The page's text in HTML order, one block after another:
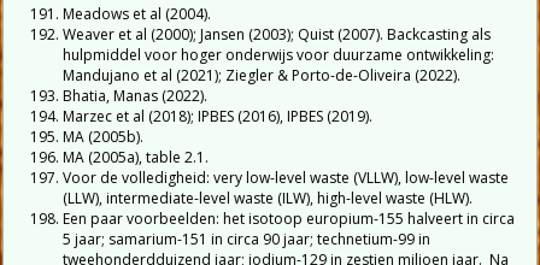
Meadows et al (2004).
Weaver et al (2000); Jansen (2003); Quist (2007). Backcasting als
hulpmiddel voor hoger onderwijs voor duurzame ontwikkeling:
Mandujano et al (2021); Ziegler & Porto-de-Oliveira (2022).
Bhatia, Manas (2022).
Marzec et al (2018); IPBES (2016), IPBES (2019).
MA (2005b).
MA (2005a), table 2.1.
Voor de volledigheid: very low-level waste (VLLW), low-level waste
(LLW), intermediate-level waste (ILW), high-level waste (HLW).
Een paar voorbeelden: het isotoop europium-155 halveert in circa
5 jaar; samarium-151 in circa 90 jaar; technetium-99 in
tweehonderdduizend jaar; jodium-129 in zestien miljoen jaar. Na